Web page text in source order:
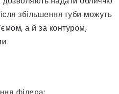
збільшення губи можуть
а й за контуром,